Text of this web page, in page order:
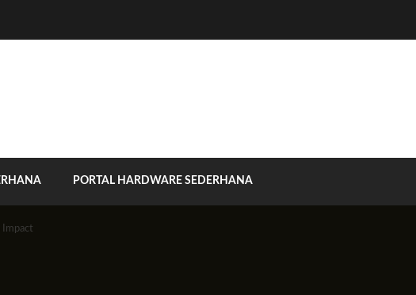
PORTAL HARDWARE SEDERHANA
Impact